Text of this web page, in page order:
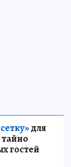
для
гостей